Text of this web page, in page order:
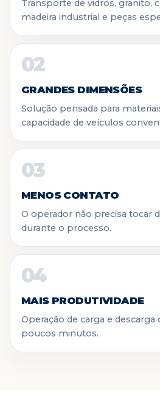
Transporte de vidros, granito,
madeira industrial e peças
02
GRANDES DIMENSÕES
Solução pensada para
capacidade de veículos
03
MENOS CONTATO
O operador não precisa tocar
durante o processo.
04
MAIS PRODUTIVIDADE
Operação de carga e descarga
poucos minutos.